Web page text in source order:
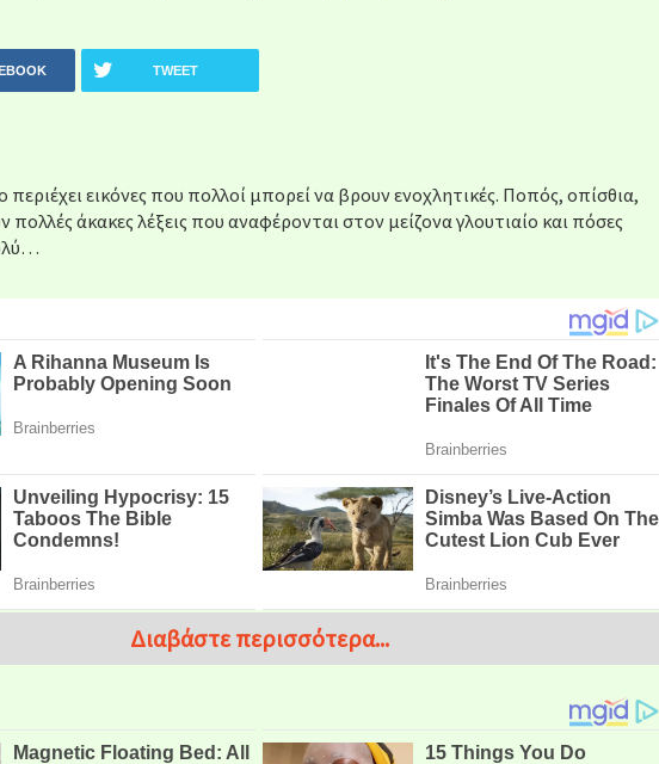
TWEET
εικόνες που πολλοί μπορεί να βρουν ενοχλητικές. Ποπός, oπίσθια,
πολλές άκακες λέξεις που αναφέρονται στον μείζονα γλουτιαίο και πόσες
Διαβάστε περισσότερα...